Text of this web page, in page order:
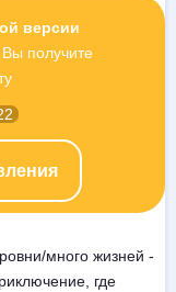
версии
получите
много жизней -
где